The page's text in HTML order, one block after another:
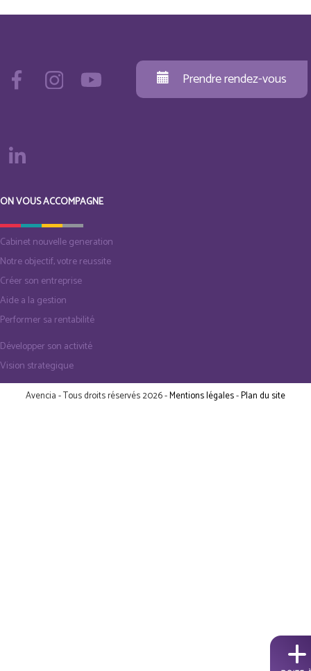
Prendre rendez-vous
ON VOUS ACCOMPAGNE
Cabinet nouvelle generation
Notre objectif, votre reussite
Créer son entreprise
Aide a la gestion
Performer sa rentabilité
Développer son activité
Vision strategique
Avencia - Tous droits réservés 2026 -Mentions légales-Plan du site